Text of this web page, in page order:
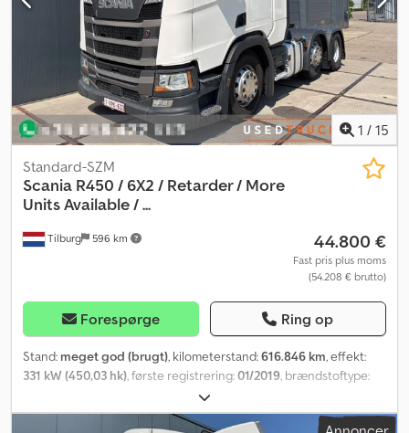
1 / 15
Tilburg 596 km
Standard-SZM
Scania R450 / 6X2 / Retarder / More
Units Available / ...
44.800 €
Fast pris plus moms
(54.208 € brutto)
Forespørge Ring op
Stand: meget god (brugt), kilometerstand:616.846 km, effekt:
331 kW (450,03 hk) , første registrering:01/2019 , brændstoftype:
315/70 R22.5
brændstof:diesel, bremser:retarder, farve:anden, førerhus: